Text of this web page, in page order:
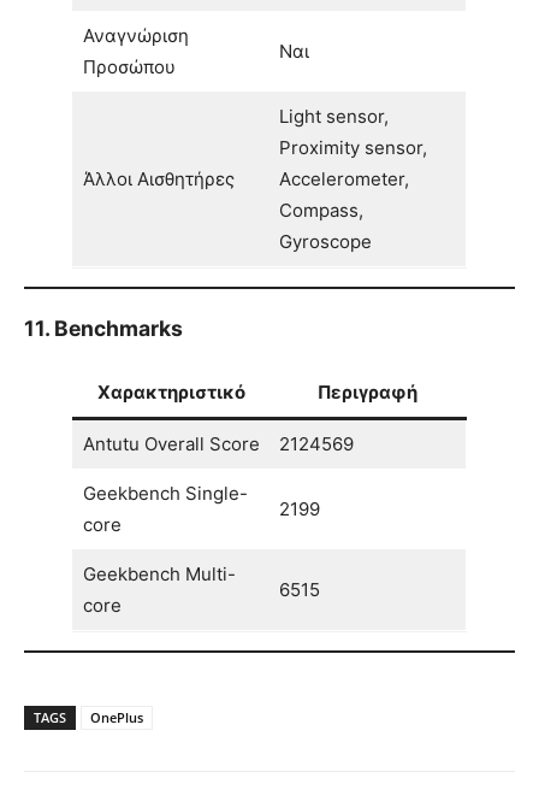
Αναγνώριση
Προσώπου
Ναι
Άλλοι Αισθητήρες
Light sensor,
Proximity sensor,
Accelerometer,
Compass,
Gyroscope
11. Benchmarks
Χαρακτηριστικό Περιγραφή
Antutu Overall Score 2124569
Geekbench Single-
core
2199
Geekbench Multi-
core
6515
TAGS OnePlus